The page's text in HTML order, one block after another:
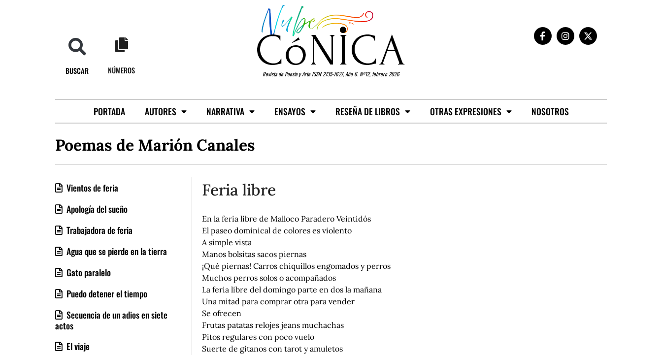
BUSCAR NÚMEROS Revista de Poesía y Arte ISSN 2735-7627, Año 6. Nº12, febrero 2026
PORTADA AUTORES NARRATIVA ENSAYOS RESEÑA DE LIBROS OTRAS EXPRESIONES NOSOTROS
Poemas de Marión Canales
Vientos de feria
Apología del sueño
Trabajadora de feria
Agua que se pierde en la tierra
Gato paralelo
Puedo detener el tiempo
Secuencia de un adios en siete
actos
El viaje
Feria libre
En la feria libre de Malloco Paradero Veintidós
El paseo dominical de colores es violento
A simple vista
Manos bolsitas sacos piernas
¡Qué piernas! Carros chiquillos engomados y perros
Muchos perros solos o acompañados
La feria libre del domingo parte en dos la mañana
Una mitad para comprar otra para vender
Se ofrecen
Frutas patatas relojes jeans muchachas
Pitos regulares con poco vuelo
Suerte de gitanos con tarot y amuletos